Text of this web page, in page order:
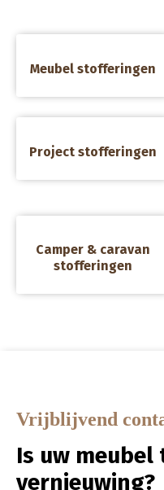
Meubel stofferingen
Project stofferingen
Camper & caravan
stofferingen
Vrijblijvend
Is uw meubel
vernieuwing?